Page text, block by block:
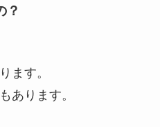
？
ます。
あります。